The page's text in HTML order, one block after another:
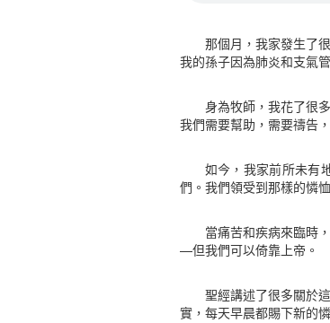
那個月，我家發生了
我的孫子因為肺炎和支氣
身為牧師，我花了很
我們需要幫助，需要禱告
如今，我家前所未有
們。我們領受到那樣的憐
當痛苦和疾病來臨時
—但我們可以倚靠上帝。
聖經講述了很多關於
實，每天早晨都賜下新的